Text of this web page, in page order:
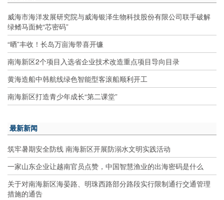
威海市海洋发展研究院与威海银泽生物科技股份有限公司联手破解
绿鳍马面鲀“芯密码”
“晒”丰收！长岛万亩海带喜开镰
南海新区2个项目入选省企业技术改造重点项目导向目录
黄海造船中韩航线绿色智能型客滚船顺利开工
南海新区打造青少年成长“第二课堂”
最新新闻
筑牢暑期安全防线 南海新区开展防溺水文明实践活动
一家山东企业让越南官员点赞，中国智慧渔业的出海密码是什么
关于对南海新区海晏路、明珠西路部分路段实行限制通行交通管理
措施的通告